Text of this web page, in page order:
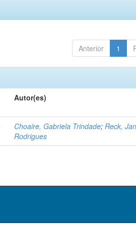
Anterior 1
Autor(es)
Choaire, Gabriela Trindade;Reck,
Rodrigues